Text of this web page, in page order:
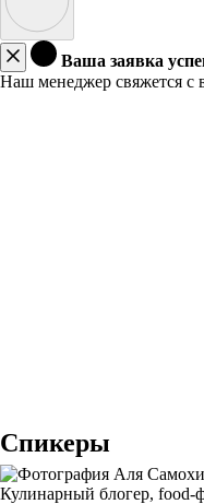
Ваша заявка
Наш менеджер свяжется с
Спикеры
Кулинарный блогер, food-